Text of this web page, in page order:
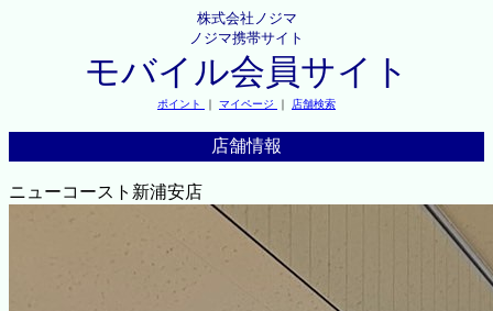
株式会社ノジマ
ノジマ携帯サイト
モバイル会員サイト
ポイント ｜ マイページ ｜ 店舗検索
店舗情報
ニューコースト新浦安店